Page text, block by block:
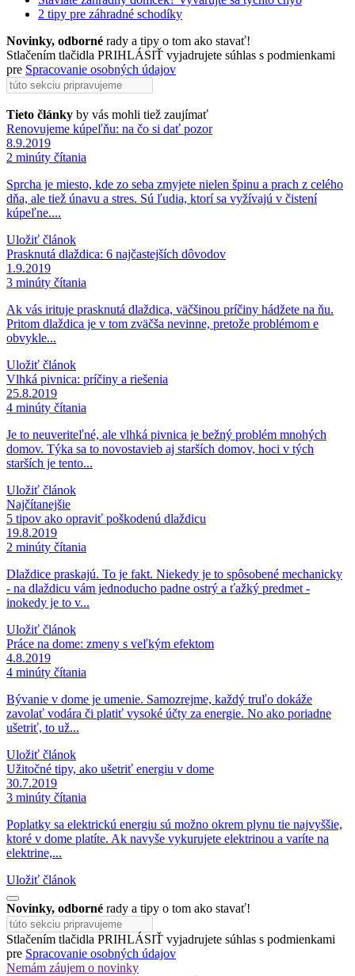
2 tipy pre záhradné schodíky
Novinky, odborné rady a tipy o tom ako stavať!
Stlačením tlačidla PRIHLÁSIŤ vyjadrujete súhlas s podmienkami
pre Spracovanie osobných údajov
Tieto články by vás mohli tiež zaujímať
Renovujeme kúpeľňu: na čo si dať pozor
8.9.2019
2 minúty čítania
Sprcha je miesto, kde zo seba zmyjete nielen špinu a prach z celého
dňa, ale tiež únavu a stres. Sú ľudia, ktorí sa vyžívajú v čistení
kúpeľne....
Uložiť článok
Prasknutá dlaždica: 6 najčastejších dôvodov
1.9.2019
3 minúty čítania
Ak vás irituje prasknutá dlaždica, väčšinou príčiny hádžete na ňu.
Pritom dlaždica je v tom zväčša nevinne, pretože problémom e
obvykle...
Uložiť článok
Vlhká pivnica: príčiny a riešenia
25.8.2019
4 minúty čítania
Je to neuveriteľné, ale vlhká pivnica je bežný problém mnohých
domov. Týka sa to novostavieb aj starších domov, hoci v tých
starších je tento...
Uložiť článok
Najčítanejšie
5 tipov ako opraviť poškodenú dlaždicu
19.8.2019
2 minúty čítania
Dlaždice praskajú. To je fakt. Niekedy je to spôsobené mechanicky
- na dlaždicu vám jednoducho padne ostrý a ťažký predmet -
inokedy je to v...
Uložiť článok
Práce na dome: zmeny s veľkým efektom
4.8.2019
4 minúty čítania
Bývanie v dome je umenie. Samozrejme, každý truľo dokáže
zavolať vodára či platiť vysoké účty za energie. No ako poriadne
ušetriť, to už...
Uložiť článok
Užitočné tipy, ako ušetriť energiu v dome
30.7.2019
3 minúty čítania
Poplatky sa elektrickú energiu sú možno okrem plynu tie najvyššie,
ktoré v dome platíte. Ak navyše vykurujete elektrinou a varíte na
elektrine,...
Uložiť článok
Novinky, odborné rady a tipy o tom ako stavať!
Stlačením tlačidla PRIHLÁSIŤ vyjadrujete súhlas s podmienkami
pre Spracovanie osobných údajov
Nemám záujem o novinky